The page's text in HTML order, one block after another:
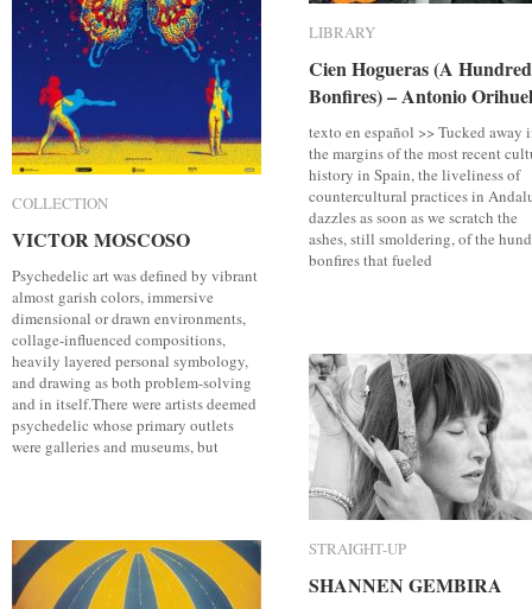
LIBRARY
Cien Hogueras (A Hundred
Bonfires) – Antonio
texto en español >> Tucked away
the margins of the most recent
history in Spain, the liveliness of
countercultural practices in
dazzles as soon as we scratch the
ashes, still smoldering, of the
bonfires that fueled
LIBRARY
Cien Hogueras (A Hundred
Bonfires) – Antonio
COLLECTION
VICTOR MOSCOSO
Psychedelic art was defined by vibrant
almost garish colors, immersive
dimensional or drawn environments,
collage-influenced compositions,
heavily layered personal symbology,
and drawing as both problem-solving
and in itself.There were artists deemed
psychedelic whose primary outlets
were galleries and museums, but
COLLECTION
VICTOR MOSCOSO
STRAIGHT-UP
SHANNEN GEMBIRA
STRAIGHT-UP
SHANNEN GEMBIRA